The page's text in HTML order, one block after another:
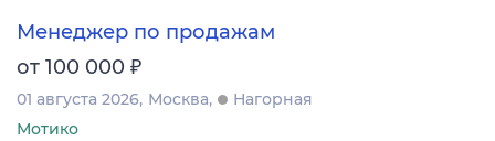
Менеджер по продажам
от 100 000 ₽
01 августа 2026 Москва
Нагорная
Мотико